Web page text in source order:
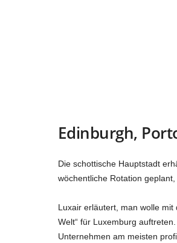
Edinburgh,
Die schottische Hauptstadt
wöchentliche Rotation
Luxair erläutert, man wolle
Welt“ für Luxemburg
Unternehmen am meisten